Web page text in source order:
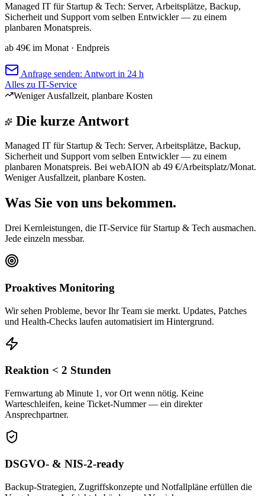
Managed IT für Startup & Tech: Server, Arbeitsplätze, Backup,
Sicherheit und Support vom selben Entwickler — zu einem
planbaren Monatspreis.
ab 49€ im Monat · Endpreis
Anfrage senden: Antwort in 24 h
Alles zu IT-Service
Weniger Ausfallzeit, planbare Kosten
Die kurze Antwort
Managed IT für Startup & Tech: Server, Arbeitsplätze, Backup,
Sicherheit und Support vom selben Entwickler — zu einem
planbaren Monatspreis. Bei webAION ab 49 €/Arbeitsplatz/Monat.
Weniger Ausfallzeit, planbare Kosten.
Was Sie von uns bekommen.
Drei Kernleistungen, die IT-Service für Startup & Tech ausmachen.
Jede einzeln messbar.
Proaktives Monitoring
Wir sehen Probleme, bevor Ihr Team sie merkt. Updates, Patches
und Health-Checks laufen automatisiert im Hintergrund.
Reaktion < 2 Stunden
Fernwartung ab Minute 1, vor Ort wenn nötig. Keine
Warteschleifen, keine Ticket-Nummer — ein direkter
Ansprechpartner.
DSGVO- & NIS-2-ready
Backup-Strategien, Zugriffskonzepte und Notfallpläne erfüllen die